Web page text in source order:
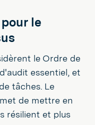
le
le Ordre de
essentiel, et
tâches. Le
de mettre en
résilient et plus